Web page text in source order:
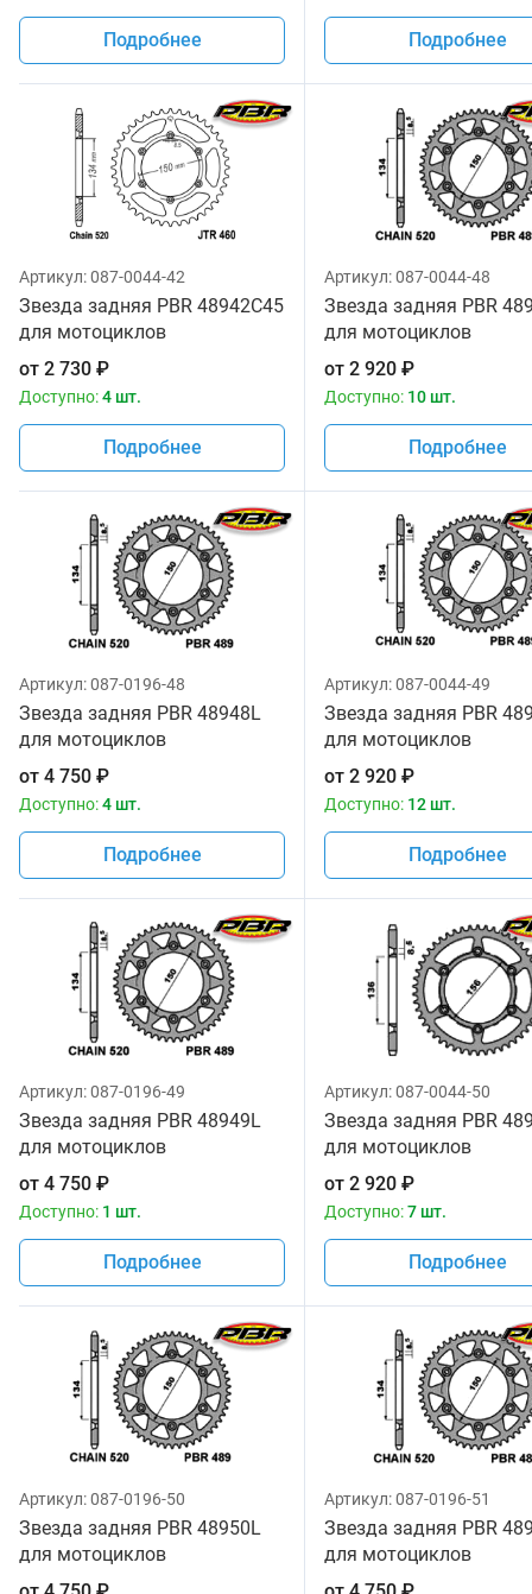
Подробнее Подробнее
Артикул:087-0044-42
Звезда задняя PBR 48942C45
для мотоциклов
от 2 730 ₽
Доступно:4 шт.
Подробнее
Артикул:087-0044-48
Звезда задняя PBR
для мотоциклов
от 2 920 ₽
Доступно: 10 шт.
Подробнее
Артикул:087-0196-48
Звезда задняя PBR 48948L
для мотоциклов
от 4 750 ₽
Доступно:4 шт.
Подробнее
Артикул:087-0044-49
Звезда задняя PBR
для мотоциклов
от 2 920 ₽
Доступно: 12 шт.
Подробнее
Артикул:087-0196-49
Звезда задняя PBR 48949L
для мотоциклов
от 4 750 ₽
Доступно: 1 шт.
Подробнее
Артикул:087-0044-50
Звезда задняя PBR
для мотоциклов
от 2 920 ₽
Доступно:7 шт.
Подробнее
Артикул:087-0196-50
Звезда задняя PBR 48950L
для мотоциклов
Артикул:087-0196-51
Звезда задняя PBR
для мотоциклов